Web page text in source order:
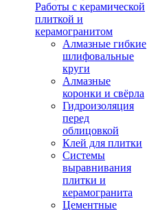
Работы с керамической
плиткой и
керамогранитом
Алмазные гибкие
шлифовальные
круги
Алмазные
коронки и свёрла
Гидроизоляция
перед
облицовкой
Клей для плитки
Системы
выравнивания
плитки и
керамогранита
Цементные